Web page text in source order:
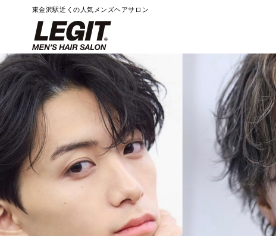
東金沢駅近くの人気メンズヘアサロン